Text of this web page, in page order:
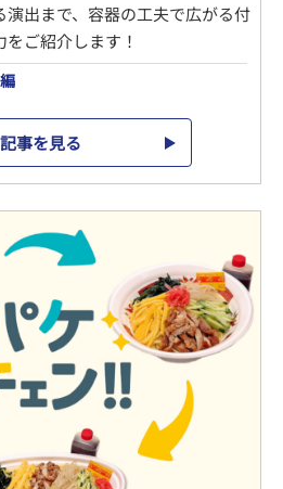
出まで、容器の工夫で広がる付
ご紹介します！
記事を見る